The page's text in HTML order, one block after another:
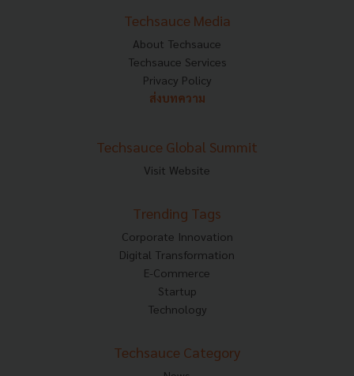
Techsauce Media
About Techsauce
Techsauce Services
Privacy Policy
ส่งบทความ
Techsauce Global Summit
Visit Website
Trending Tags
Corporate Innovation
Digital Transformation
E-Commerce
Startup
Technology
Techsauce Category